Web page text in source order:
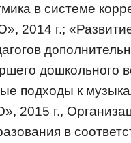
в системе
2014 г.;
дошкольного
подходы к
2015 г.,
в